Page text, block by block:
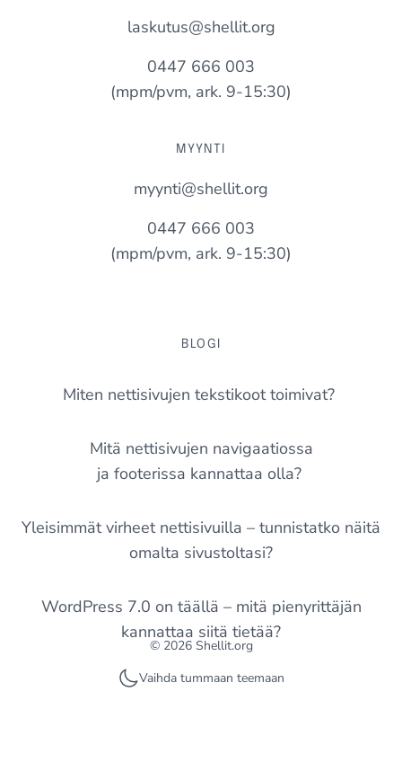
laskutus@shellit.org
0447 666 003
(mpm/pvm, ark. 9-15:30)
MYYNTI
myynti@shellit.org
0447 666 003
(mpm/pvm, ark. 9-15:30)
BLOGI
Miten nettisivujen tekstikoot toimivat?
Mitä nettisivujen navigaatiossa
ja footerissa kannattaa olla?
Yleisimmät virheet nettisivuilla – tunnistatko näitä
omalta sivustoltasi?
WordPress 7.0 on täällä – mitä pienyrittäjän
kannattaa siitä tietää?
© 2026 Shellit.org
Vaihda tummaan teemaan